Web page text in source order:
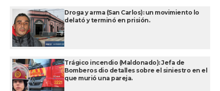
Droga y arma (San Carlos): un movimiento lo
delató y terminó en prisión.
Trágico incendio (Maldonado): Jefa de
Bomberos dio detalles sobre el siniestro en el
que murió una pareja.